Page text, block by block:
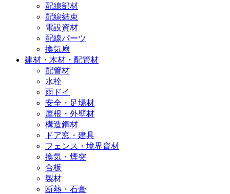
配線部材
配線結束
電設資材
配線パーツ
換気扇
建材・木材・配管材
配管材
水栓
雨ドイ
安全・足場材
屋根・外壁材
構造鋼材
ドア窓・建具
フェンス・境界資材
換気・煙突
合板
製材
断熱・石膏